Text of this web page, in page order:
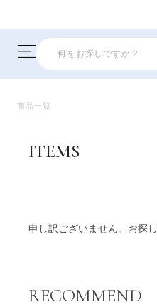
商品一覧
ITEMS
商品一覧
申し訳ございません。お探
RECOMMEND